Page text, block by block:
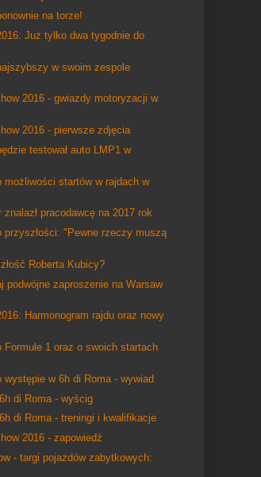
na torze!
Już tylko dwa tygodnie do
w swoim zespole
2016 - gwiazdy motoryzacji w
2016 - pierwsze zdjęcia
testował auto LMP1 w
możliwości startów w rajdach w
znalazł pracodawcę na 2017 rok
przyszłości: "Pewne rzeczy muszą
Roberta Kubicy?
podwójne zaproszenie na Warsaw
Harmonogram rajdu oraz nowy
Formule 1 oraz o swoich startach
występie w 6h di Roma - wywiad
di Roma - wyścig
di Roma - treningi i kwalifikacje
2016 - zapowiedź
- targi pojazdów zabytkowych: